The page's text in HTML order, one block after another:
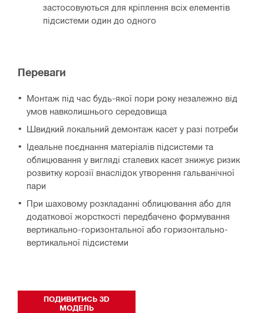
застосовуються для кріплення всіх елементів
підсистеми один до одного
Переваги
Монтаж під час будь-якої пори року незалежно від
умов навколишнього середовища
Швидкий локальний демонтаж касет у разі потреби
Ідеальне поєднання матеріалів підсистеми та
облицювання у вигляді сталевих касет знижує ризик
розвитку корозії внаслідок утворення гальванічної
пари
При шаховому розкладанні облицювання або для
додаткової жорсткості передбачено формування
вертикально-горизонтальної або горизонтально-
вертикальної підсистеми
ПОДИВИТИСЬ 3D
МОДЕЛЬ